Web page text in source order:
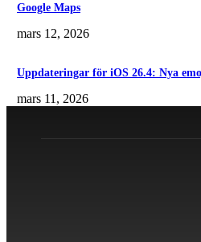
Google Maps
mars 12, 2026
Uppdateringar för iOS 26.4: Nya
mars 11, 2026